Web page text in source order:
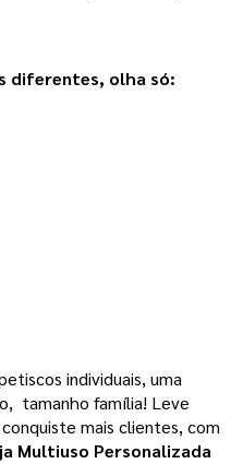
diferentes, olha só:
individuais, uma
tamanho família! Leve
mais clientes, com
Multiuso Personalizada